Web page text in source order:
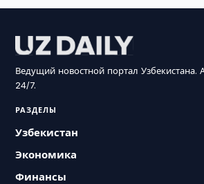
Ведущий новостной портал Узбекистана.
24/7.
РАЗДЕЛЫ
Узбекистан
Экономика
Финансы